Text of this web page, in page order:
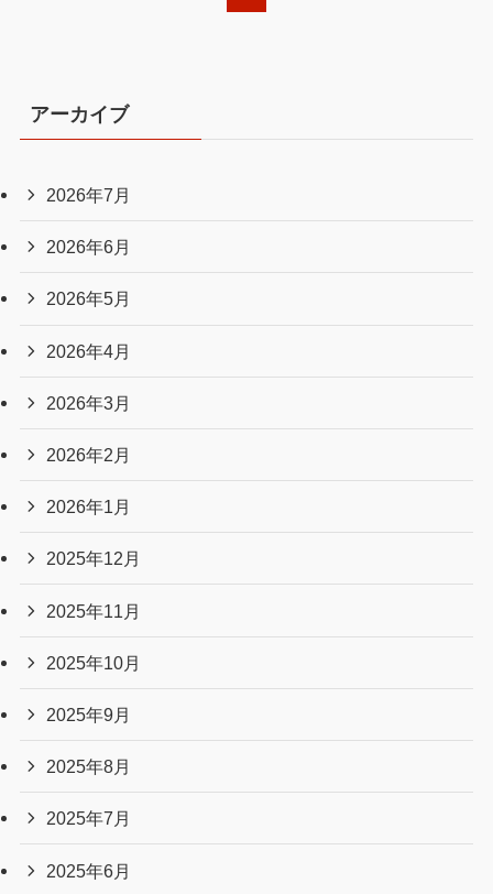
アーカイブ
2026年7月
2026年6月
2026年5月
2026年4月
2026年3月
2026年2月
2026年1月
2025年12月
2025年11月
2025年10月
2025年9月
2025年8月
2025年7月
2025年6月